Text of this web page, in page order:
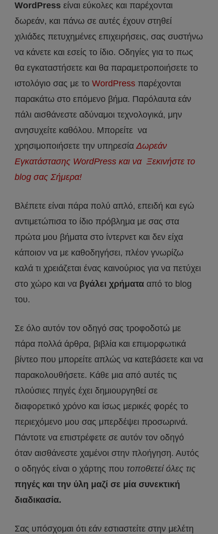
WordPress είναι εύκολες και παρέχονται
δωρεάν, και πάνω σε αυτές έχουν στηθεί
χιλιάδες πετυχημένες επιχειρήσεις, σας συστήνω
να κάνετε και εσείς το ίδιο. Οδηγίες για το πως
θα εγκαταστήσετε και θα παραμετροποιήσετε το
ιστολόγιο σας με το WordPress παρέχονται
παρακάτω στο επόμενο βήμα. Παρόλαυτα εάν
πάλι αισθάνεστε αδύναμοι τεχνολογικά, μην
ανησυχείτε καθόλου. Μπορείτε να
χρησιμοποιήσετε την υπηρεσίαΔωρεάν
Εγκατάστασης WordPress και να Ξεκινήστε το
blog σας Σήμερα!
Βλέπετε είναι πάρα πολύ απλό, επειδή και εγώ
αντιμετώπισα το ίδιο πρόβλημα με σας στα
πρώτα μου βήματα στο ίντερνετ και δεν είχα
κάποιον να με καθοδηγήσει, πλέον γνωρίζω
καλά τι χρειάζεται ένας καινούριος για να πετύχει
στο χώρο και να βγάλει χρήματα από το blog
του.
Σε όλο αυτόν τον οδηγό σας τροφοδοτώ με
πάρα πολλά άρθρα, βιβλία και επιμορφωτικά
βίντεο που μπορείτε απλώς να κατεβάσετε και να
παρακολουθήσετε. Κάθε μια από αυτές τις
πλούσιες πηγές έχει δημιουργηθεί σε
διαφορετικό χρόνο και ίσως μερικές φορές το
περιεχόμενο μου σας μπερδέψει προσωρινά.
Πάντοτε να επιστρέφετε σε αυτόν τον οδηγό
όταν αισθάνεστε χαμένοι στην πλοήγηση. Αυτός
ο οδηγός είναι ο χάρτης που τοποθετεί όλες τις
πηγές και την ύλη μαζί σε μία συνεκτική
διαδικασία.
Σας υπόσχομαι ότι εάν εστιαστείτε στην μελέτη